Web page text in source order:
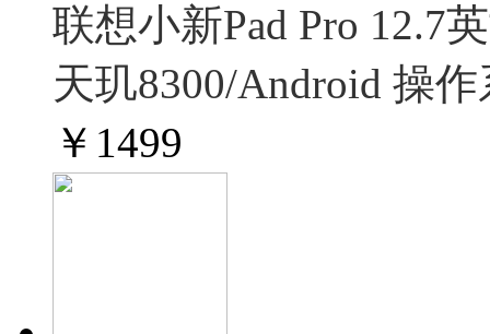
联想小新Pad Pro 12.7
天玑8300/Android 操
￥ 1499